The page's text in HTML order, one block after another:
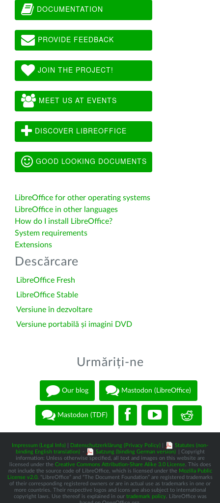
DOCUMENTATION
PROVIDE FEEDBACK
JOIN THE PROJECT!
MEET US AT EVENTS
DISCOVER LIBREOFFICE
GOOD LOOKING DOCUMENTS
LibreOffice for other operating systems
LibreOffice in other languages
How do I install LibreOffice?
System requirements
Extensions
Descărcare
LibreOffice Fresh
LibreOffice Stable
Versiune în dezvoltare
Versiune portabilă și imagini DVD
Urmăriți-ne
Our blog Mastodon (LibreOffice)
Mastodon (TDF)
Impressum (Legal Info) Datenschutzerklärung (Privacy Policy)
Statutes (non-
binding English translation) - Satzung (binding German version)
| Copyright
information: Unless otherwise specified, all text and images on this website are
licensed under the Creative Commons Attribution-Share Alike 3.0 License. This does
not include the source code of LibreOffice, which is licensed under the Mozilla Public
License v2.0 . “LibreOffice” and “The Document Foundation” are registered trademarks
of their corresponding registered owners or are in actual use as trademarks in one or
more countries. Their respective logos and icons are also subject to international
copyright laws. Use thereof is explained in our trademark policy. LibreOffice was